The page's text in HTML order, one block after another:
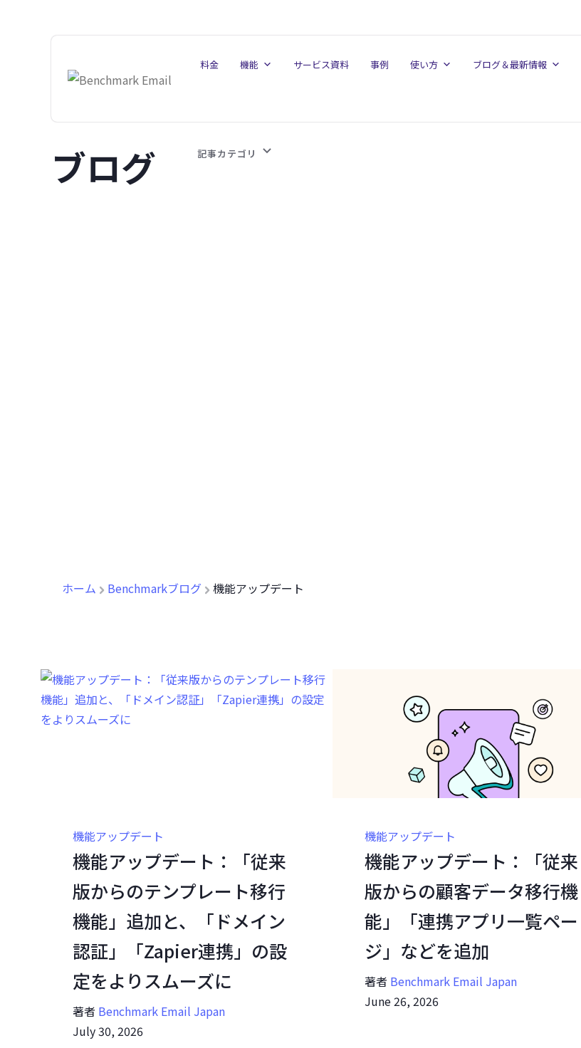
料金 機能 サービス資料 事例 使い方 ブログ＆最新情報
ブログ 記事カテゴリ
ホーム Benchmarkブログ 機能アップデート
機能アップデート
機能アップデート：「従来
版からのテンプレート移行
機能」追加と、「ドメイン
認証」「Zapier連携」の設
定をよりスムーズに
著者 Benchmark Email Japan
July 30, 2026
機能アップデート
機能アップデート：「従来
版からの顧客データ移行機
能」「連携アプリ一覧ペー
ジ」などを追加
著者 Benchmark Email Japan
June 26, 2026